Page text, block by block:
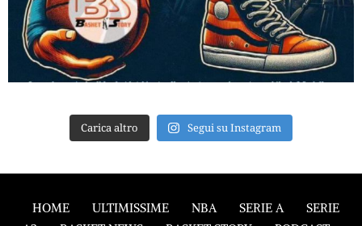
Carica altro Segui su Instagram
HOME ULTIMISSIME NBA SERIE A
SERIE